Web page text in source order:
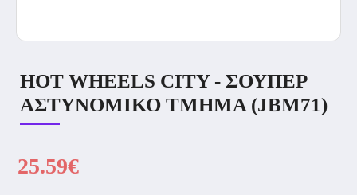
HOT WHEELS CITY - ΣΟΥΠΕΡ
ΑΣΤΥΝΟΜΙΚΟ ΤΜΗΜΑ (JBM71)
25.59€